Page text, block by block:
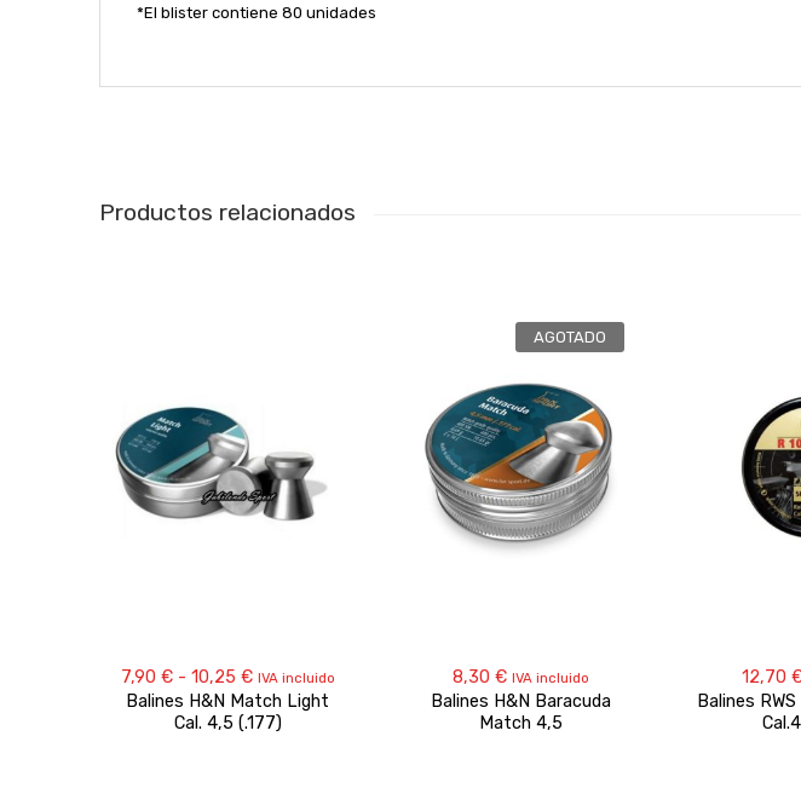
*El blister contiene 80 unidades
Productos relacionados
7,90 € - 10,25 €Rango
de
precios:
desde
IVA incluido
Balines H&N Match Light
Cal. 4,5 (.177)
AGOTADO
8,30 € IVA incluido
Balines H&N Baracuda
Match 4,5
12,70
Balines